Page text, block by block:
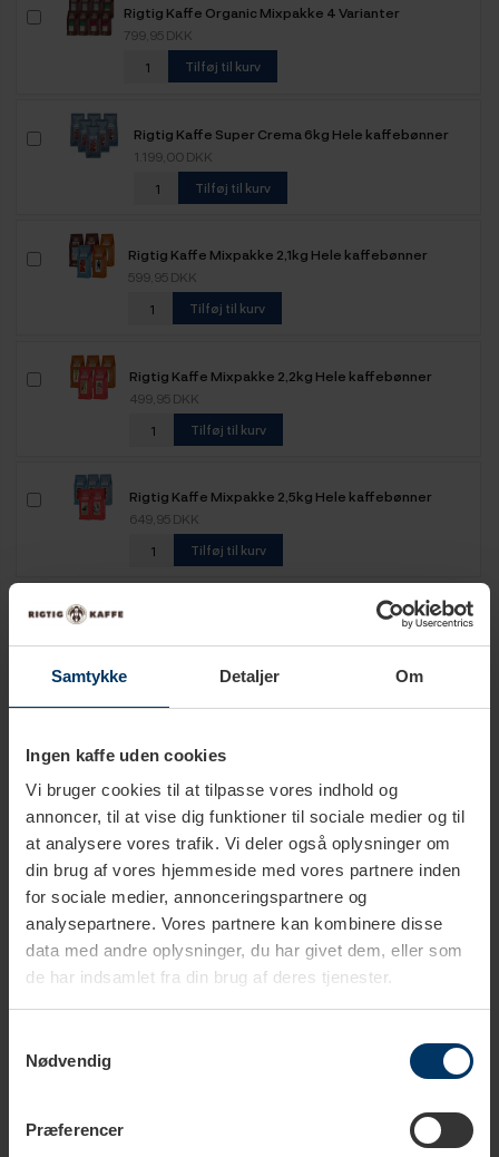
Samtykke Detaljer Om
Ingen kaffe uden cookies
Vi bruger cookies til at tilpasse vores indhold og
annoncer, til at vise dig funktioner til sociale medier og til
at analysere vores trafik. Vi deler også oplysninger om
din brug af vores hjemmeside med vores partnere inden
for sociale medier, annonceringspartnere og
analysepartnere. Vores partnere kan kombinere disse
data med andre oplysninger, du har givet dem, eller som
de har indsamlet fra din brug af deres tjenester.
Nødvendig
Præferencer
Rigtig Kaffe Organic Mixpakke 4 Varianter
799,95 DKK
Tilføj til kurv
Rigtig Kaffe Super Crema 6kg Hele kaffebønner
1.199,00 DKK
Tilføj til kurv
Rigtig Kaffe Mixpakke 2,1kg Hele kaffebønner
599,95 DKK
Tilføj til kurv
Rigtig Kaffe Mixpakke 2,2kg Hele kaffebønner
499,95 DKK
Tilføj til kurv
Rigtig Kaffe Mixpakke 2,5kg Hele kaffebønner
649,95 DKK
Tilføj til kurv
Rigtig Kaffe Mixpakke 5,2kg Hele kaffebønner
Tilføj til kurv
Udvidet beskrivelse
Tekniske specifikationer